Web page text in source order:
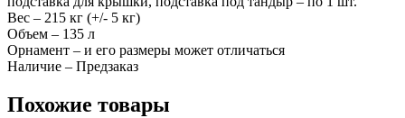
Вес – 215 кг (+/- 5 кг)
Объем – 135 л
Орнамент – и его размеры может отличаться
Наличие – Предзаказ
Похожие товары